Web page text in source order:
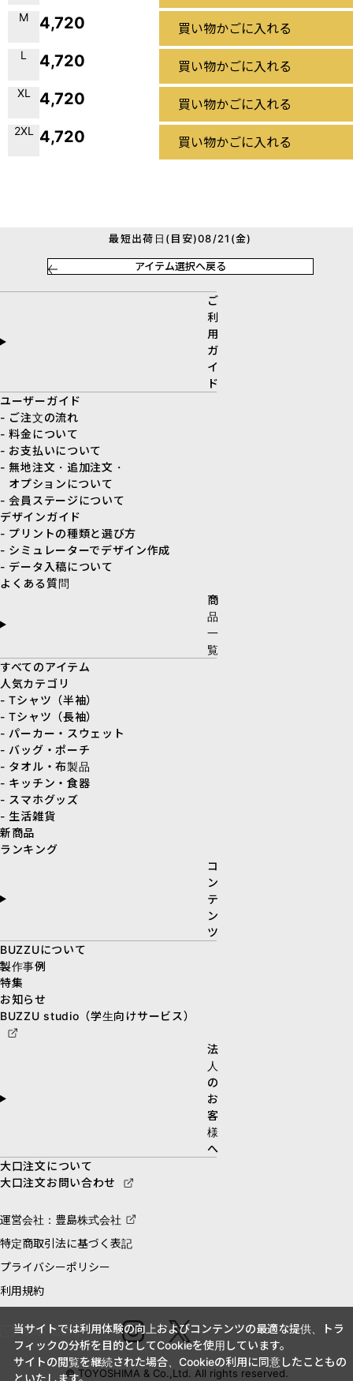
M 4,720 買い物かごに入れる
L 4,720 買い物かごに入れる
XL 4,720 買い物かごに入れる
2XL 4,720 買い物かごに入れる
最短出荷日(目安)08/21(金)
アイテム選択へ戻る
ご
利
用
ガ
イ
ド
ユーザーガイド
- ご注文の流れ
- 料金について
- お支払いについて
- 無地注文・追加注文・
オプションについて
- 会員ステージについて
デザインガイド
- プリントの種類と選び方
- シミュレーターでデザイン作成
- データ入稿について
よくある質問
商
品
一
覧
すべてのアイテム
人気カテゴリ
- Tシャツ（半袖）
- Tシャツ（長袖）
- パーカー・スウェット
- バッグ・ポーチ
- タオル・布製品
- キッチン・食器
- スマホグッズ
- 生活雑貨
新商品
ランキング
コ
ン
テ
ン
ツ
BUZZUについて
製作事例
特集
お知らせ
BUZZU studio（学生向けサービス）
法
人
の
お
客
様
へ
大口注文について
大口注文お問い合わせ
運営会社：豊島株式会社
特定商取引法に基づく表記
プライバシーポリシー
利用規約
お問い合わせ
© TOYOSHIMA & Co.,Ltd. All rights reserved.
当サイトでは利用体験の向上およびコンテンツの最適な提供、トラ
フィックの分析を目的としてCookieを使用しています。
サイトの閲覧を継続された場合、Cookieの利用に同意したこともの